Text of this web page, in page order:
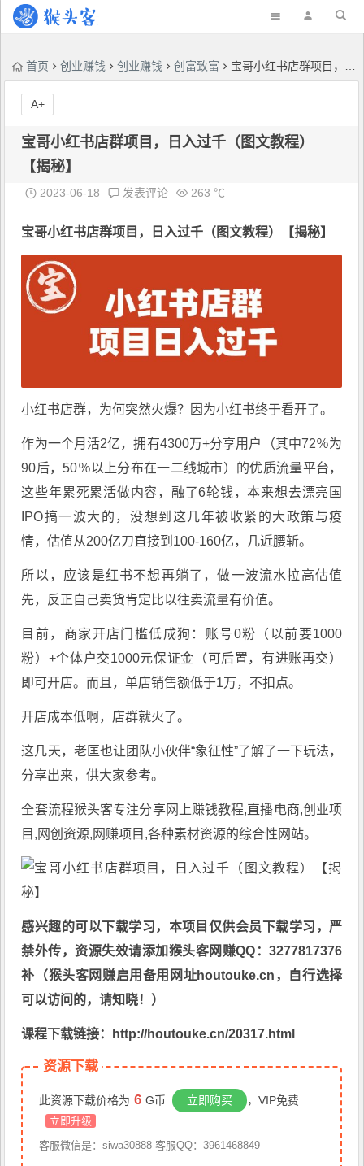
首页 创业赚钱 创业赚钱 创富致富 宝哥小红书店群项目，日入过千（图文教程）【揭秘】
宝哥小红书店群项目，日入过千（图文教程）
【揭秘】
2023-06-18 发表评论 263 ℃
宝哥小红书店群项目 ，日入过千（图文教程）【揭秘】
小红书店群，为何突然火爆？因为小红书终于看开了。
作为一个月活2亿，拥有4300万+分享用户（其中72％为
90后，50％以上分布在一二线城市）的优质流量平台，
这些年累死累活做内容，融了6轮钱，本来想去漂亮国
IPO搞一波大的，没想到这几年被收紧的大政策与疫
情，估值从200亿刀直接到100-160亿，几近腰斩。
所以，应该是红书不想再躺了，做一波流水拉高估值
先，反正自己卖货肯定比以往卖流量有价值。
目前，商家开店门槛低成狗：账号0粉（以前要1000
粉）+个体户交1000元保证金（可后置，有进账再交）
即可开店。而且，单店销售额低于1万，不扣点。
开店成本低啊，店群就火了。
这几天，老匡也让团队小伙伴“象征性”了解了一下玩法，
分享出来，供大家参考。
全套流程猴头客专注分享网上赚钱教程,直播电商,创业项
目,网创资源, 网赚项目 ,各种素材资源的综合性网站。
感兴趣的可以下载学习，本项目仅供会员下载学习，严
禁外传，资源失效请添加猴头客网赚QQ：3277817376
补（猴头客网赚启用备用网址houtouke.cn，自行选择
可以访问的，请知晓！）
课程下载链接：http://houtouke.cn/20317.html
资源下载
此资源下载价格为 6 G币 立即购买 ，VIP免费
立即升级
客服微信是：siwa30888 客服QQ：3961468849
A+